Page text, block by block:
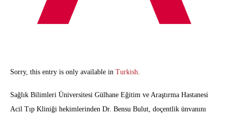
Sorry, this entry is only available in Turkish
Sağlık Bilimleri Üniversitesi Gülhane Eğitim ve Araştırma Hastanesi
Acil Tıp Kliniği hekimlerinden Dr. Bensu Bulut, doçentlik ünvanını